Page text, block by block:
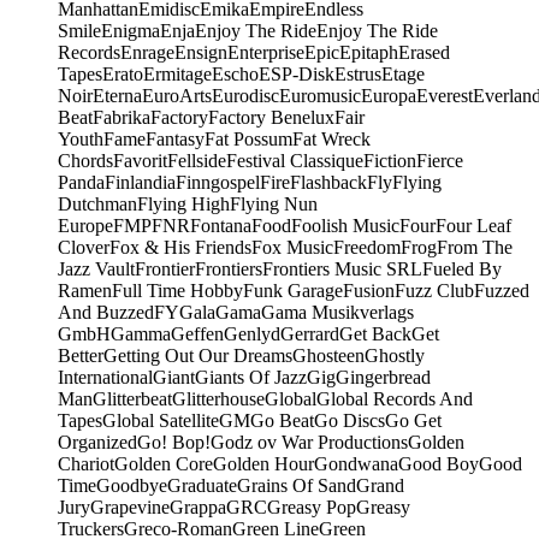
ManhattanEmidiscEmikaEmpireEndless
SmileEnigmaEnjaEnjoy The RideEnjoy The Ride
RecordsEnrageEnsignEnterpriseEpicEpitaphErased
TapesEratoErmitageEschoESP-DiskEstrusEtage
NoirEternaEuroArtsEurodiscEuromusicEuropaEverest
BeatFabrikaFactoryFactory BeneluxFair
YouthFameFantasyFat PossumFat Wreck
ChordsFavoritFellsideFestival ClassiqueFictionFierce
PandaFinlandiaFinngospelFireFlashbackFlyFlying
DutchmanFlying HighFlying Nun
EuropeFMPFNRFontanaFoodFoolish MusicFourFour Leaf
CloverFox & His FriendsFox MusicFreedomFrogFrom The
Jazz VaultFrontierFrontiersFrontiers Music SRLFueled By
RamenFull Time HobbyFunk GarageFusionFuzz ClubFuzzed
And BuzzedFYGalaGamaGama Musikverlags
GmbHGammaGeffenGenlydGerrardGet BackGet
BetterGetting Out Our DreamsGhosteenGhostly
InternationalGiantGiants Of JazzGigGingerbread
ManGlitterbeatGlitterhouseGlobalGlobal Records And
TapesGlobal SatelliteGMGo BeatGo DiscsGo Get
OrganizedGo! Bop!Godz ov War ProductionsGolden
ChariotGolden CoreGolden HourGondwanaGood BoyGood
TimeGoodbyeGraduateGrains Of SandGrand
JuryGrapevineGrappaGRCGreasy PopGreasy
TruckersGreco-RomanGreen LineGreen